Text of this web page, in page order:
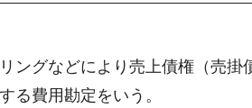
ングなどにより売上債権（売掛
る費用勘定をいう。